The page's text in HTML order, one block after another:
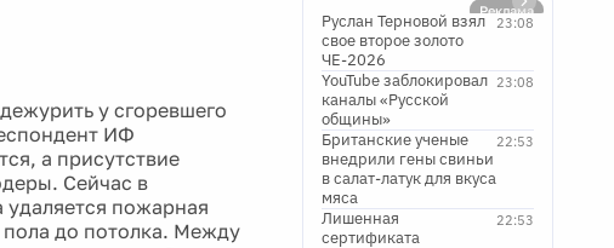
Реклама
у сгоревшего
ИФ
а присутствие
Сейчас в
удаляется пожарная
до потолка. Между
23:08
Руслан Терновой взял
свое второе золото
ЧЕ-2026
23:08
YouTube заблокировал
каналы «Русской
общины»
22:53
Британские ученые
внедрили гены свиньи
в салат-латук для вкуса
мяса
22:53
Лишенная
сертификата